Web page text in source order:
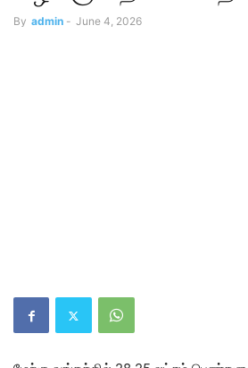
By admin - June 4, 2026